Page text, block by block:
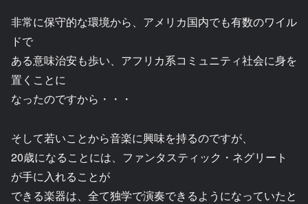
非常に保守的な環境から、アメリカ国内でも有数のワイル
ドで
ある意味治安も歩い、アフリカ系コミュニティ社会に身を
置くことに
なったのですから・・・
そして若いことから音楽に興味を持るのですが、
20歳になることには、ファンタスティック・ネグリート
が手に入れることが
できる楽器は、全て独学で演奏できるようになっていたと